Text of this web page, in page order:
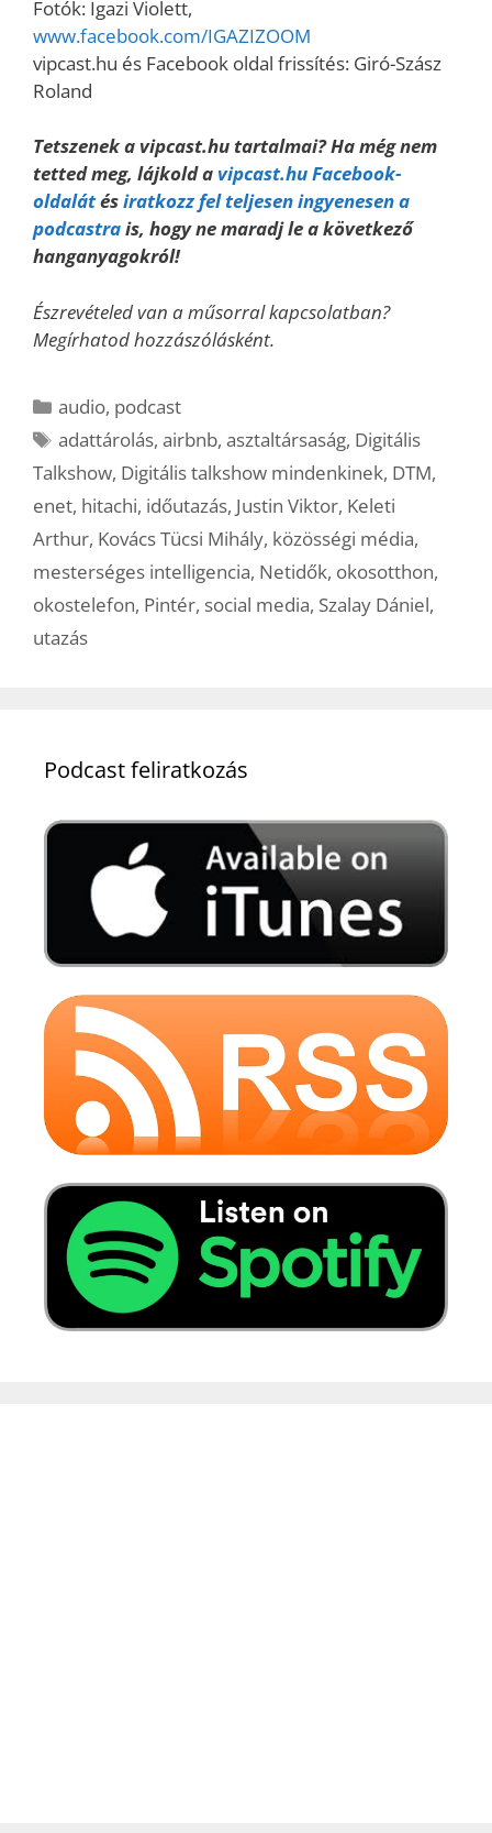
Fotók: Igazi Violett,
www.facebook.com/IGAZIZOOM
vipcast.hu és Facebook oldal frissítés: Giró-Szász
Roland
Tetszenek a vipcast.hu tartalmai? Ha még nem
tetted meg, lájkold a vipcast.hu Facebook-
oldalátésiratkozz fel teljesen ingyenesen a
podcastrais, hogy ne maradj le a következő
hanganyagokról!
Észrevételed van a műsorral kapcsolatban?
Megírhatod hozzászólásként.
Kategória
audio, podcast
Címkék
adattárolás,airbnb,asztaltársaság, Digitális
Talkshow, Digitális talkshow mindenkinek, DTM,
enet, hitachi, időutazás, Justin Viktor, Keleti
Arthur, Kovács Tücsi Mihály, közösségi média,
mesterséges intelligencia, Netidők, okosotthon,
okostelefon, Pintér, social media, Szalay Dániel,
utazás
Podcast feliratkozás